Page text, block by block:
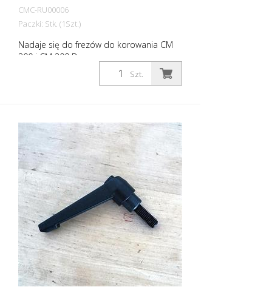
CMC-RU00006
Paczki: Stk. (1Szt.)
Nadaje się do frezów do korowania CM
300 i CM 300 D.
Szt.